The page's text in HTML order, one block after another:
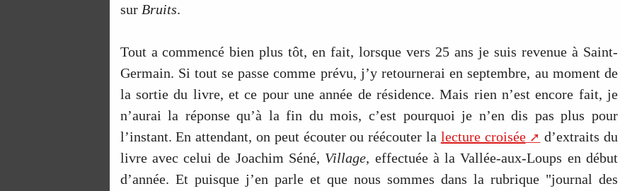
sur Bruits.
Tout a commencé bien plus tôt, en fait, lorsque vers 25 ans je suis revenue à Saint-
Germain. Si tout se passe comme prévu, j’y retournerai en septembre, au moment de
la sortie du livre, et ce pour une année de résidence. Mais rien n’est encore fait, je
n’aurai la réponse qu’à la fin du mois, c’est pourquoi je n’en dis pas plus pour
l’instant. En attendant, on peut écouter ou réécouter la lecture croisée
d’extraits du
livre avec celui de Joachim Séné, Village, effectuée à la Vallée-aux-Loups en début
d’année. Et puisque j’en parle et que nous sommes dans la rubrique "journal des